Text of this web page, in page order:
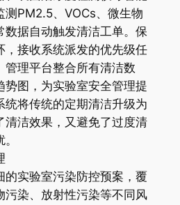
测PM2.5、VOCs、微生物
数据自动触发清洁工单。保
，接收系统派发的优先级任
管理平台整合所有清洁数
势图，为实验室安全管理提
统将传统的定期清洁升级为
清洁效果，又避免了过度清
的实验室污染防控预案，覆
污染、放射性污染等不同风